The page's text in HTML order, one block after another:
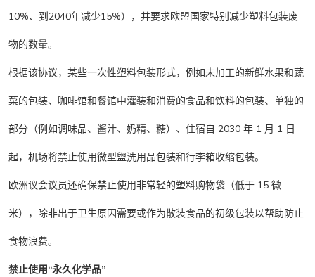
10%、到2040年减少15%），并要求欧盟国家特别减少塑料包装废
物的数量。
根据该协议，某些一次性塑料包装形式，例如未加工的新鲜水果和蔬
菜的包装、咖啡馆和餐馆中灌装和消费的食品和饮料的包装、单独的
部分（例如调味品、酱汁、奶精、糖）、住宿自 2030 年 1 月 1 日
起，机场将禁止使用微型盥洗用品包装和行李箱收缩包装。
欧洲议会议员还确保禁止使用非常轻的塑料购物袋（低于 15 微
米），除非出于卫生原因需要或作为散装食品的初级包装以帮助防止
食物浪费。
禁止使用“永久化学品”